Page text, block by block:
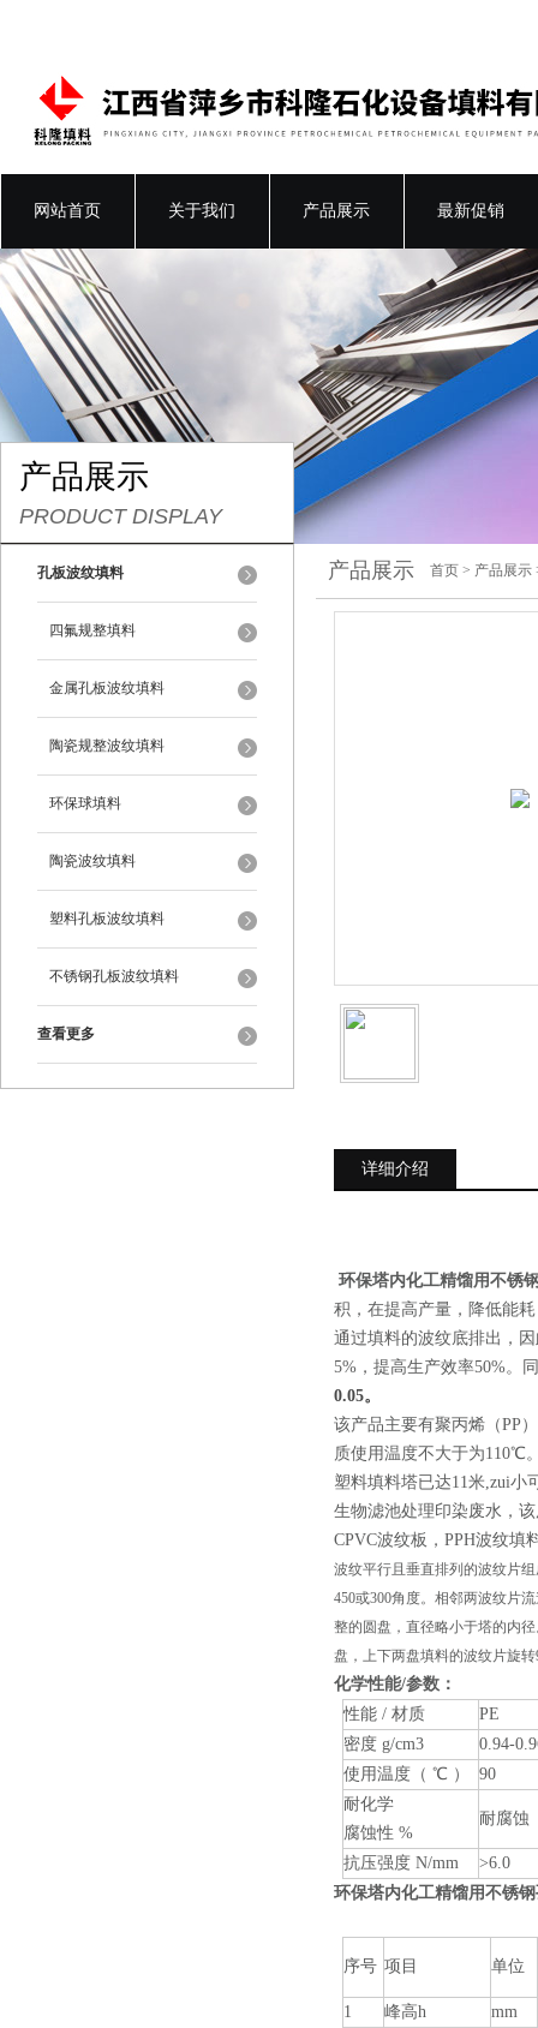
网站首页 关于我们 产品展示 最新促销
产品展示
PRODUCT DISPLAY
孔板波纹填料
四氟规整填料
金属孔板波纹填料
陶瓷规整波纹填料
环保球填料
陶瓷波纹填料
塑料孔板波纹填料
不锈钢孔板波纹填料
查看更多
产品展示 首页 > 产品展示
详细介绍
环保塔内化工精馏用不锈
积，在提高产量，降低能
通过填料的波纹底排出，
5%，提高生产效率50%。
0.05。
该产品主要有聚丙烯（PP
质使用温度不大于为110℃
塑料填料塔已达11米,zui小
生物滤池处理印染废水，
CPVC波纹板，PPH波纹填
波纹平行且垂直排列的波纹片
450或300角度。相邻两波纹片
整的圆盘，直径略小于塔的内
盘，上下两盘填料的波纹片旋
化学性能/参数：
性能 / 材质
PE
密度 g/cm3
0.94-
使用温度（ ℃ ）
90
耐化学
腐蚀性 %
耐腐蚀
抗压强度 N/mm
>6.0
环保塔内化工精馏用不锈
序号 项目 单位
1 峰高h
mm